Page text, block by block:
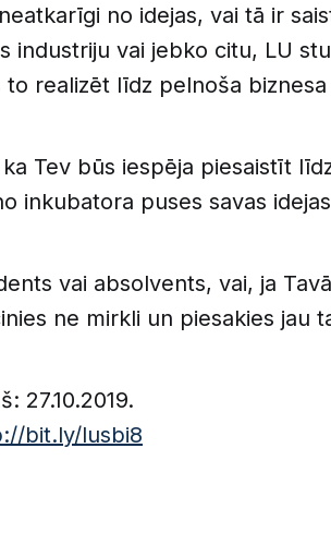
no idejas, vai tā ir
industriju vai jebko citu, LU
realizēt līdz pelnoša biznesa
Tev būs iespēja piesaistīt
inkubatora puses savas
vai absolvents, vai, ja
ne mirkli un piesakies jau
27.10.2019.
bit.ly/lusbi8